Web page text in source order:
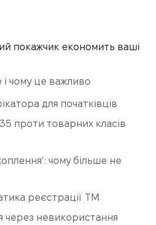
покажчик економить ваші
чому це важливо
для початківців
проти товарних класів
чому більше не
реєстрації ТМ
через невикористання